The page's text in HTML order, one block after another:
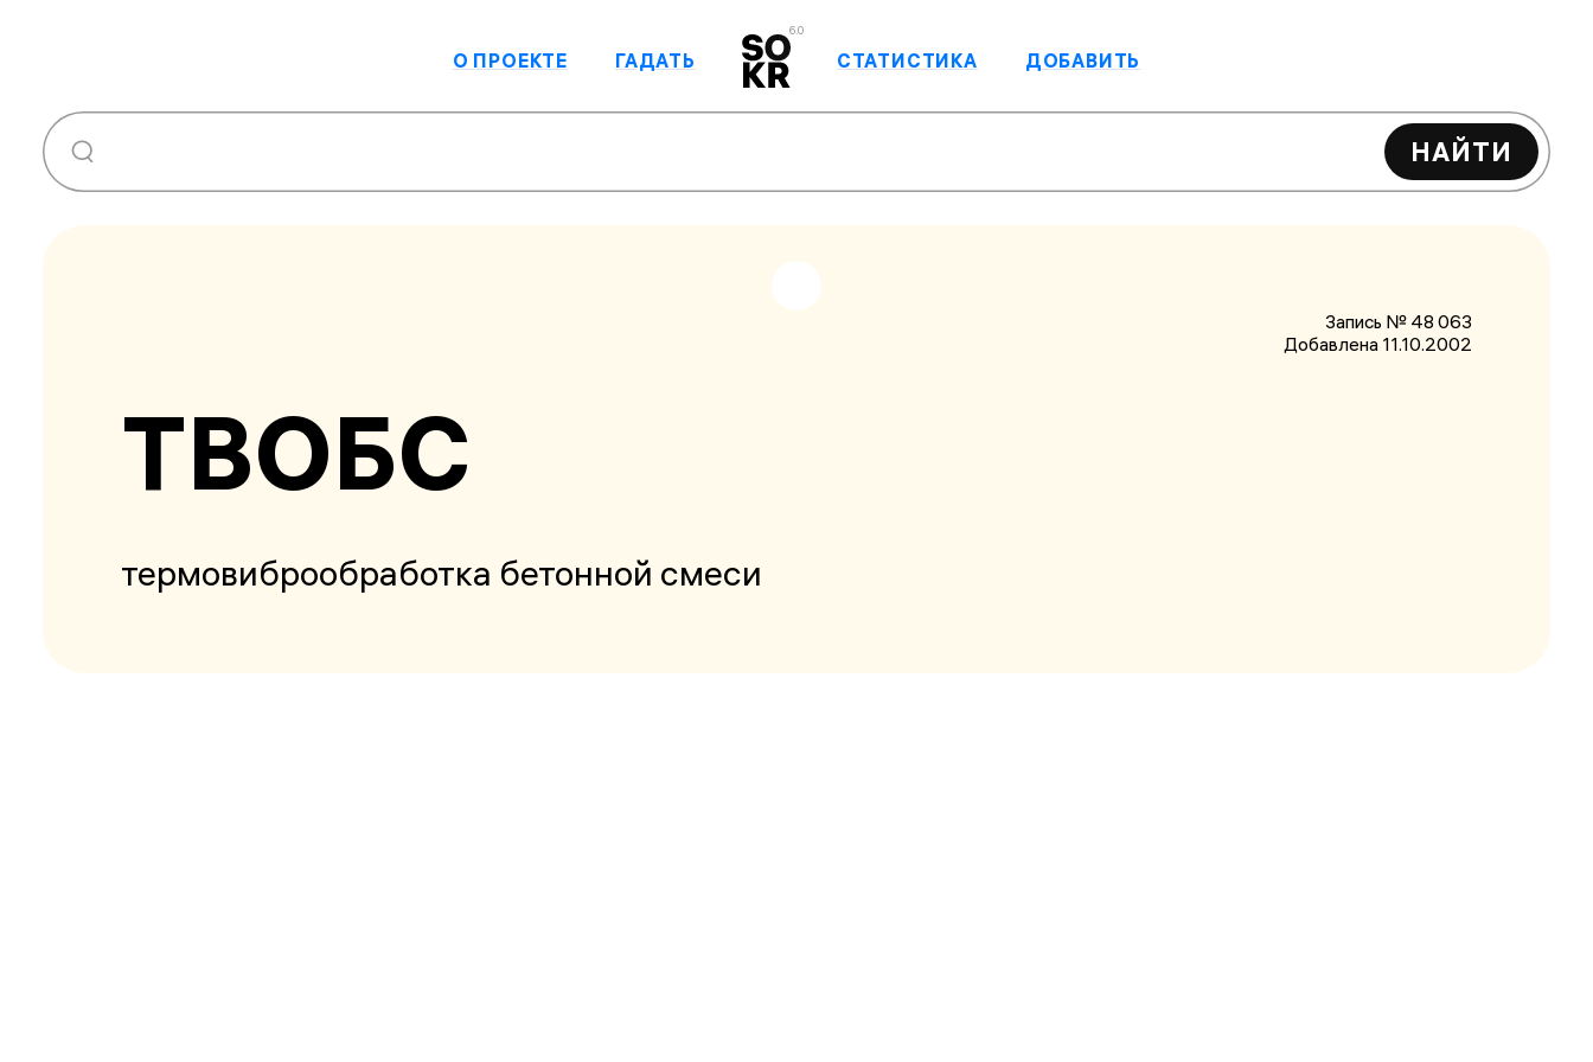
6.0
О ПРОЕКТЕ ГАДАТЬ СТАТИСТИКА ДОБАВИТЬ
НАЙТИ
Запись № 48 063
Добавлена 11.10.2002
ТВОБС
термовиброобработка бетонной смеси